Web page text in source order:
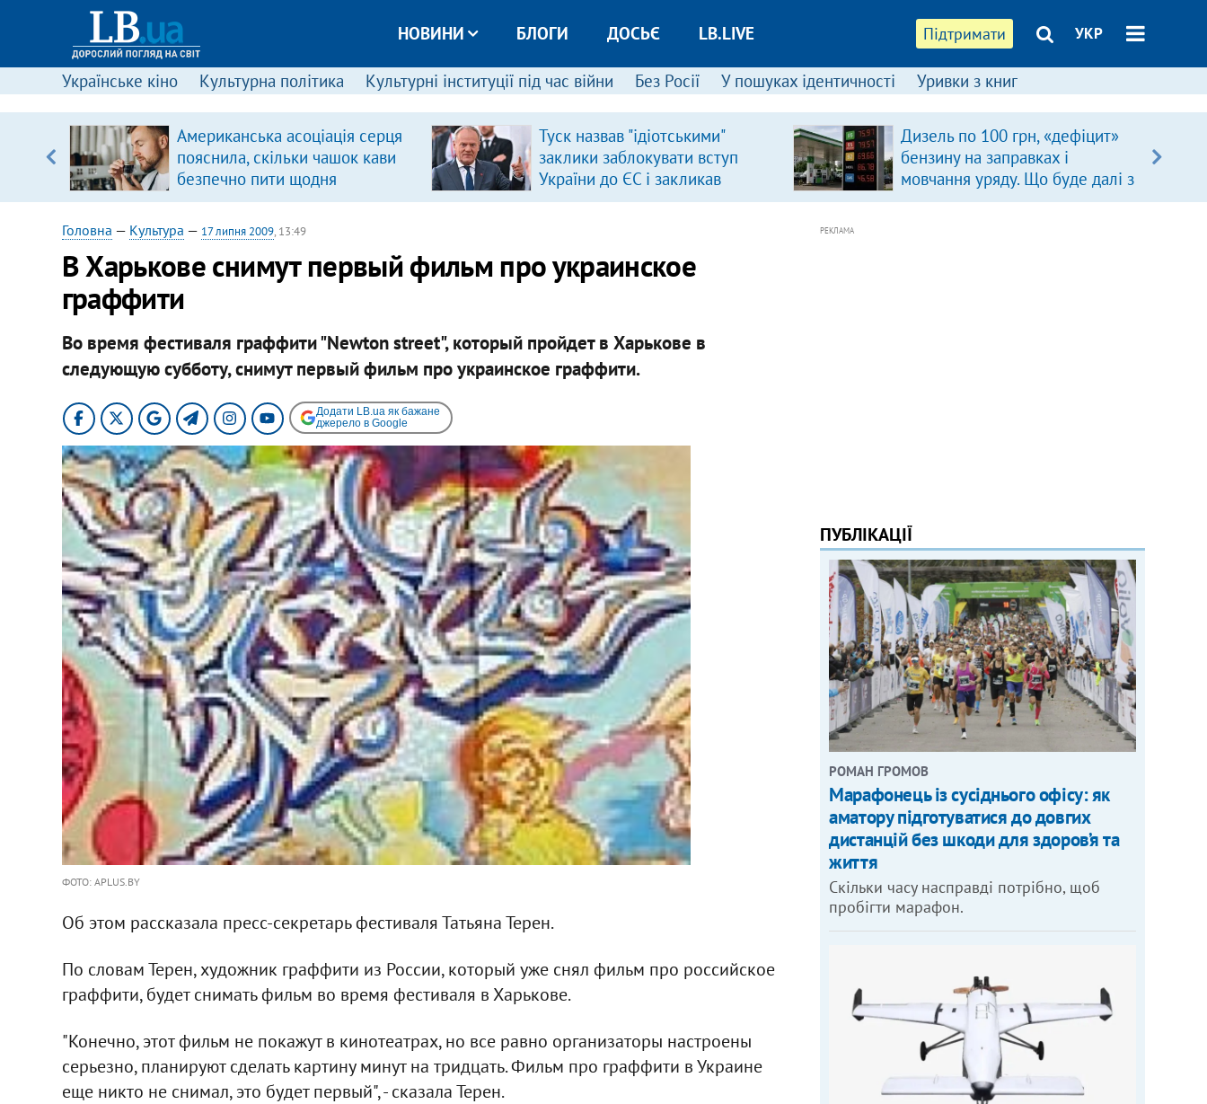
Підтримати УКР
НОВИНИ БЛОГИ ДОСЬЄ LB.LIVE
Українське кіно Культурна політика Культурні інституції під час війни Без Росії У пошуках ідентичності Уривки з книг
Американська асоціація серця
пояснила, скільки чашок кави
безпечно пити щодня
Туск назвав "ідіотськими"
заклики заблокувати вступ
України до ЄС і закликав
припинити антиукраїнську
Дизель по 100 грн, «дефіцит»
бензину на заправках і
мовчання уряду. Що буде далі з
цінами на пальне?
Головна — Культура — 17 липня 2009, 13:49
В Харькове снимут первый фильм про украинское
граффити
Во время фестиваля граффити "Newton street", который пройдет в Харькове в
следующую субботу, снимут первый фильм про украинское граффити.
Додати LB.ua як бажане
джерело в Google
ФОТО: APLUS.BY
Об этом рассказала пресс-секретарь фестиваля Татьяна Терен.
По словам Терен, художник граффити из России, который уже снял фильм про российское
граффити, будет снимать фильм во время фестиваля в Харькове.
"Конечно, этот фильм не покажут в кинотеатрах, но все равно организаторы настроены
серьезно, планируют сделать картину минут на тридцать. Фильм про граффити в Украине
еще никто не снимал, это будет первый", - сказала Терен.
РЕКЛАМА
ПУБЛІКАЦІЇ
РОМАН ГРОМОВ
Марафонець із сусіднього офісу: як
аматору підготуватися до довгих
дистанцій без шкоди для здоров’я та
життя
Скільки часу насправді потрібно, щоб
пробігти марафон.